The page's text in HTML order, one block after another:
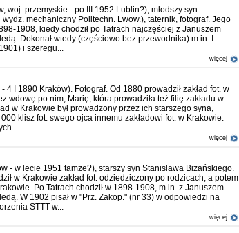
woj. przemyskie - po III 1952 Lublin?), młodszy syn
wydz. mechaniczny Politechn. Lwow.), taternik, fotograf. Jego
1908, kiedy chodził po Tatrach najczęściej z Januszem
Dokonał wtedy (częściowo bez przewodnika) m.in. I
i szeregu...
więcej
4 I 1890 Kraków). Fotograf. Od 1880 prowadził zakład fot. w
wdowę po nim, Marię, która prowadziła też filię zakładu w
w Krakowie był prowadzony przez ich starszego syna,
000 klisz fot. swego ojca innemu zakładowi fot. w Krakowie.
więcej
- w lecie 1951 tamże?), starszy syn Stanisława Bizańskiego.
w Krakowie zakład fot. odziedziczony po rodzicach, a potem
Po Tatrach chodził w 1898-1908, m.in. z Januszem
W 1902 pisał w "Prz. Zakop." (nr 33) w odpowiedzi na
STTT w...
więcej